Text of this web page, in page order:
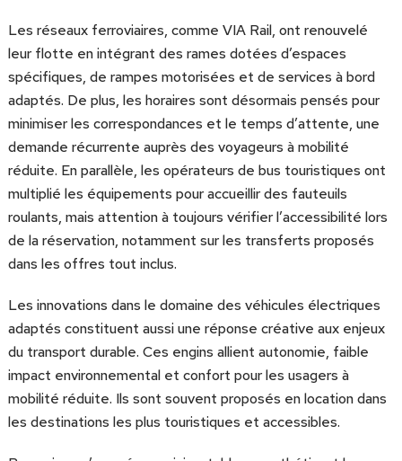
Les réseaux ferroviaires, comme VIA Rail, ont renouvelé
leur flotte en intégrant des rames dotées d’espaces
spécifiques, de rampes motorisées et de services à bord
adaptés. De plus, les horaires sont désormais pensés pour
minimiser les correspondances et le temps d’attente, une
demande récurrente auprès des voyageurs à mobilité
réduite. En parallèle, les opérateurs de bus touristiques ont
multiplié les équipements pour accueillir des fauteuils
roulants, mais attention à toujours vérifier l’accessibilité lors
de la réservation, notamment sur les transferts proposés
dans les offres tout inclus.
Les innovations dans le domaine des véhicules électriques
adaptés constituent aussi une réponse créative aux enjeux
du transport durable. Ces engins allient autonomie, faible
impact environnemental et confort pour les usagers à
mobilité réduite. Ils sont souvent proposés en location dans
les destinations les plus touristiques et accessibles.